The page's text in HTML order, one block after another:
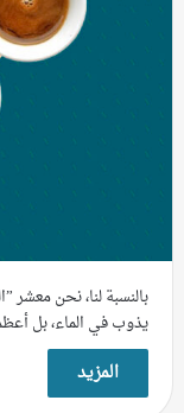
بالنسبة لنا، نحن
يذوب في الماء، بل
المزيد